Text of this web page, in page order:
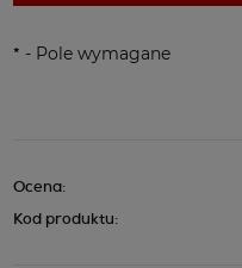
* - Pole wymagane
Ocena:
Kod produktu: